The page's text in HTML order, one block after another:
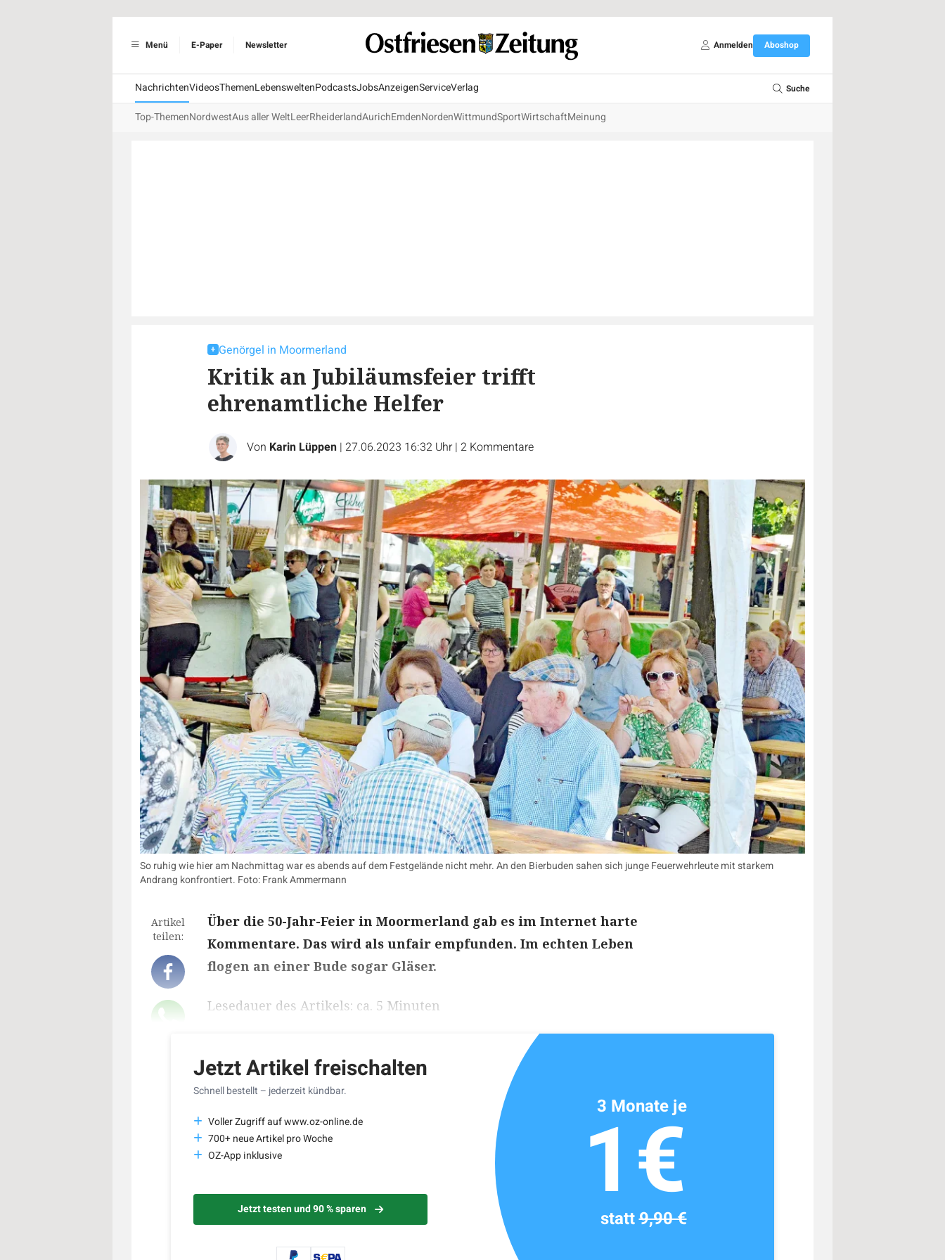
Menü E-Paper Newsletter Anmelden Aboshop
NachrichtenVideosThemenLebensweltenPodcastsJobsAnzeigenServiceVerlag Suche
Top-ThemenNordwestAus aller WeltLeerRheiderlandAurichEmdenNordenWittmundSportWirtschaftMeinung
Genörgel in Moormerland
Kritik an Jubiläumsfeier trifft
ehrenamtliche Helfer
Von Karin Lüppen | 27.06.2023 16:32 Uhr | 2 Kommentare
So ruhig wie hier am Nachmittag war es abends auf dem Festgelände nicht mehr. An den Bierbuden sahen sich junge Feuerwehrleute mit starkem
Andrang konfrontiert. Foto: Frank Ammermann
Artikel
teilen:
Über die 50-Jahr-Feier in Moormerland gab es im Internet harte
Kommentare. Das wird als unfair empfunden. Im echten Leben
flogen an einer Bude sogar Gläser.
Lesedauer des Artikels: ca. 5 Minuten
Jetzt Artikel freischalten
Schnell bestellt – jederzeit kündbar.
Voller Zugriff auf www.oz-online.de
700+ neue Artikel pro Woche
OZ-App inklusive
Jetzt testen und 90 % sparen
3 Monate je
1€
statt9,90 €